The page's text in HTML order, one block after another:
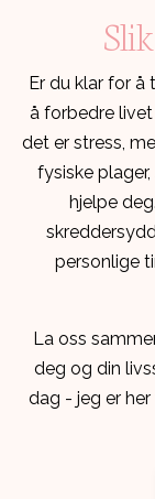
Er du klar for å
å forbedre
det er stress,
fysiske
hjelpe
personlige
La oss
deg og din
dag - jeg er